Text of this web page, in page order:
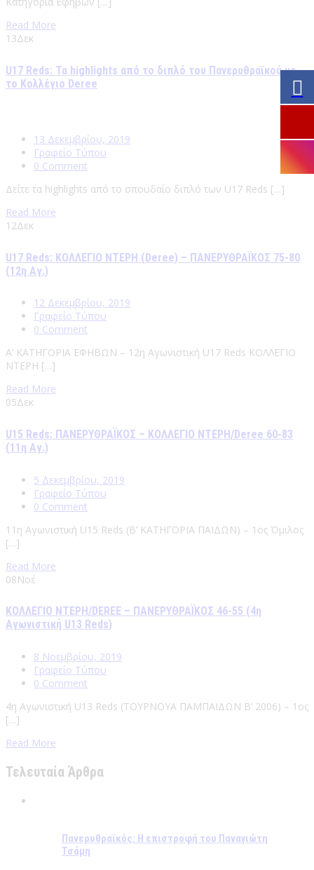
Read More
13Δεκ
U17 Reds: Τα highlights από το διπλό του Πανερυθραϊκού με
το Κολλέγιο Deree
13 Δεκεμβρίου, 2019
Γραφείο Τύπου
0 Comment
Δείτε τα highlights από το σπουδαίο διπλό των U17 Reds […]
Read More
12Δεκ
U17 Reds: ΚΟΛΛΕΓΙΟ ΝΤΕΡΗ (Deree) – ΠΑΝΕΡΥΘΡΑΪΚΟΣ 75-80
(12η Αγ.)
12 Δεκεμβρίου, 2019
Γραφείο Τύπου
0 Comment
Α’ ΚΑΤΗΓΟΡΙΑ ΕΦΗΒΩΝ – 12η Αγωνιστική U17 Reds ΚΟΛΛΕΓΙΟ
ΝΤΕΡΗ […]
Read More
05Δεκ
U15 Reds: ΠΑΝΕΡΥΘΡΑΪΚΟΣ – ΚΟΛΛΕΓΙΟ ΝΤΕΡΗ/Deree 60-83
(11η Αγ.)
5 Δεκεμβρίου, 2019
Γραφείο Τύπου
0 Comment
11η Αγωνιστική U15 Reds (Β’ ΚΑΤΗΓΟΡΙΑ ΠΑΙΔΩΝ) – 1ος Όμιλος
[…]
Read More
08Νοέ
ΚΟΛΛΕΓΙΟ ΝΤΕΡΗ/DEREE – ΠΑΝΕΡΥΘΡΑΪΚΟΣ 46-55 (4η
Αγωνιστική U13 Reds)
8 Νοεμβρίου, 2019
Γραφείο Τύπου
0 Comment
4η Αγωνιστική U13 Reds (ΤΟΥΡΝΟΥΑ ΠΑΜΠΑΙΔΩΝ Β’ 2006) – 1ος
[…]
Read More
Τελευταία Άρθρα
Πανερυθραϊκός: Η επιστροφή του Παναγιώτη
Τσάμη